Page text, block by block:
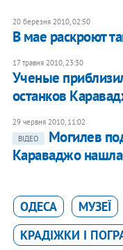
20 березня 2010, 02:50
В мае раскроют
17 травня 2010, 23:30
Ученые
останков
29 червня 2010, 11:02
ВІДЕО
Могилев
Караваджо
ОДЕСА
МУЗЕЇ
КРАДІЖКИ І